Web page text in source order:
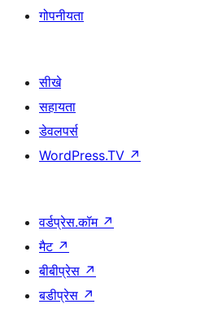
गोपनीयता
सीखे
सहायता
डेवलपर्स
WordPress.TV ↗
वर्डप्रेस.कॉम ↗
मैट ↗
बीबीप्रेस ↗
बडीप्रेस ↗